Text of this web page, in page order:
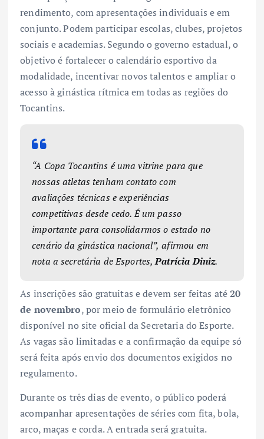
rendimento, com apresentações individuais e em
conjunto. Podem participar escolas, clubes, projetos
sociais e academias. Segundo o governo estadual, o
objetivo é fortalecer o calendário esportivo da
modalidade, incentivar novos talentos e ampliar o
acesso à ginástica rítmica em todas as regiões do
Tocantins.
“A Copa Tocantins é uma vitrine para que
nossas atletas tenham contato com
avaliações técnicas e experiências
competitivas desde cedo. É um passo
importante para consolidarmos o estado no
cenário da ginástica nacional”, afirmou em
nota a secretária de Esportes,Patrícia Diniz.
As inscrições são gratuitas e devem ser feitas até20
de novembro, por meio de formulário eletrônico
disponível no site oficial da Secretaria do Esporte.
As vagas são limitadas e a confirmação da equipe só
será feita após envio dos documentos exigidos no
regulamento.
Durante os três dias de evento, o público poderá
acompanhar apresentações de séries com fita, bola,
arco, maças e corda. A entrada será gratuita.